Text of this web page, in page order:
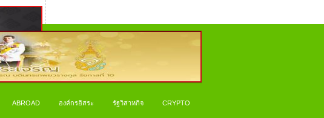
ABROAD องค์กรอิสระ รัฐวิสาหกิจ CRYPTO